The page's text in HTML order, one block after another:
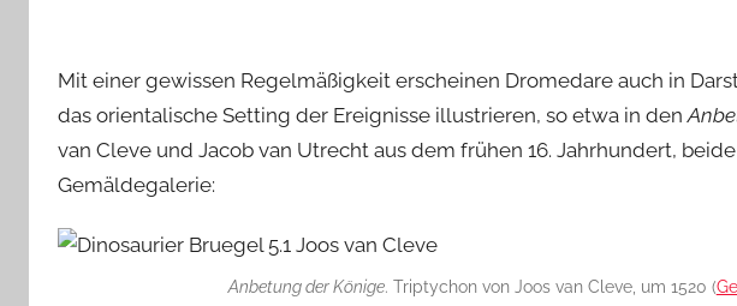
Mit einer gewissen Regelmäßigkeit erscheinen Dromedare auch in
das orientalische Setting der Ereignisse illustrieren, so etwa in den
van Cleve und Jacob van Utrecht aus dem frühen 16. Jahrhundert,
Gemäldegalerie:
Anbetung der Könige. Triptychon von Joos van Cleve, um 1520 (